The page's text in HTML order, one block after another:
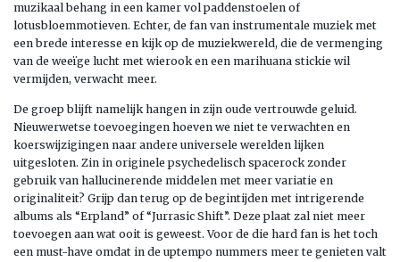
muzikaal behang in een kamer vol paddenstoelen of
lotusbloemmotieven. Echter, de fan van instrumentale muziek met
een brede interesse en kijk op de muziekwereld, die de vermenging
van de weeïge lucht met wierook en een marihuana stickie wil
vermijden, verwacht meer.
De groep blijft namelijk hangen in zijn oude vertrouwde geluid.
Nieuwerwetse toevoegingen hoeven we niet te verwachten en
koerswijzigingen naar andere universele werelden lijken
uitgesloten. Zin in originele psychedelisch spacerock zonder
gebruik van hallucinerende middelen met meer variatie en
originaliteit? Grijp dan terug op de begintijden met intrigerende
albums als “Erpland” of “Jurrasic Shift”. Deze plaat zal niet meer
toevoegen aan wat ooit is geweest. Voor de die hard fan is het toch
een must-have omdat in de uptempo nummers meer te genieten valt